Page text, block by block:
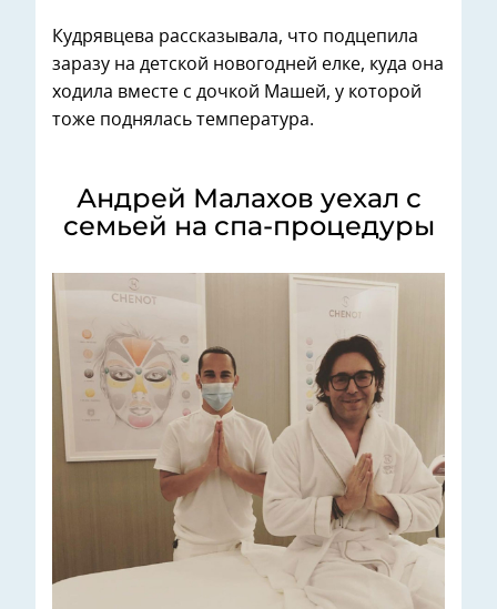
Кудрявцева рассказывала, что подцепила
заразу на детской новогодней елке, куда она
ходила вместе с дочкой Машей, у которой
тоже поднялась температура.
Андрей Малахов уехал с
семьей на спа-процедуры